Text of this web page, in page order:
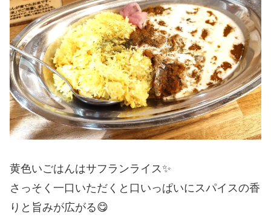
黄色いごはんはサフランライス✨
さっそく一口いただくと口いっぱいにスパイスの香
りと旨みが広がる😋